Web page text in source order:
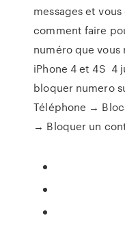
messages et
comment faire
numéro que vous
iPhone 4 et 4S 4
bloquer numero
Téléphone →
→ Bloquer un